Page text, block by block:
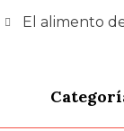
El alimento